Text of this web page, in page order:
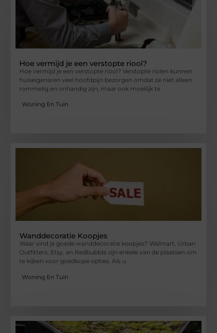
Hoe vermijd je een verstopte riool?
Hoe vermijd je een verstopte riool? Verstopte riolen kunnen
huiseigenaren veel hoofdpijn bezorgen omdat ze niet alleen
rommelig en onhandig zijn, maar ook moeilijk te
Woning En Tuin
Wanddecoratie Koopjes
Waar vind je goede wanddecoratie koopjes? Walmart, Urban
Outfitters, Etsy, en Redbubble zijn enkele van de plaatsen om
te kijken voor goedkope opties. Als u
Woning En Tuin